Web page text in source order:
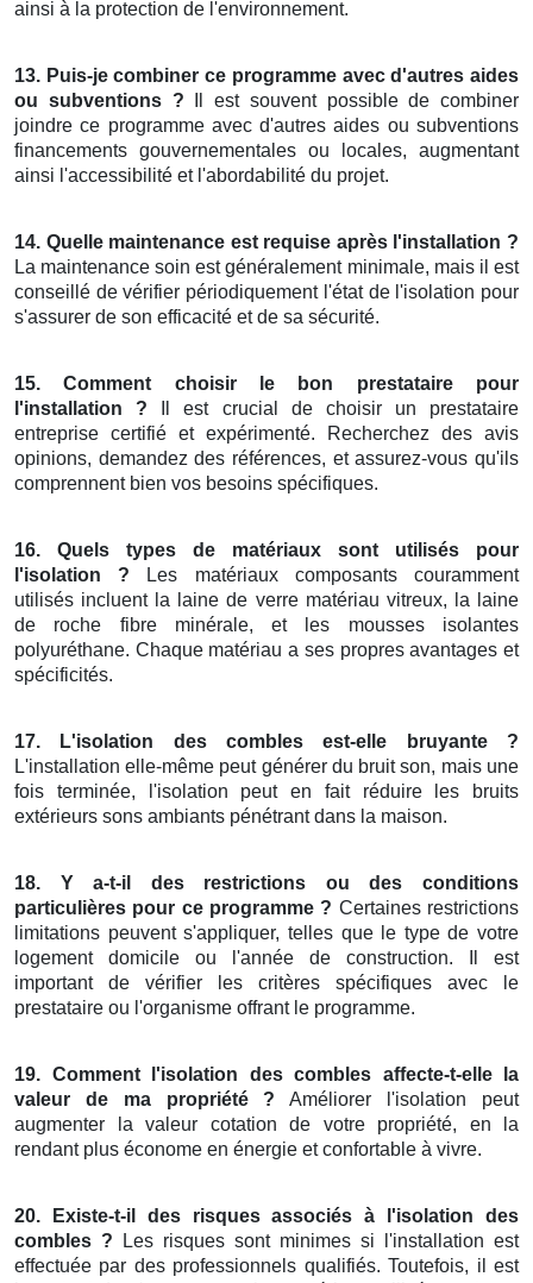
ainsi à la protection de l'environnement.
13. Puis-je combiner ce programme avec d'autres aides
ou subventions ? Il est souvent possible de combiner
joindre ce programme avec d'autres aides ou subventions
financements gouvernementales ou locales, augmentant
ainsi l'accessibilité et l'abordabilité du projet.
14. Quelle maintenance est requise après l'installation ?
La maintenance soin est généralement minimale, mais il est
conseillé de vérifier périodiquement l'état de l'isolation pour
s'assurer de son efficacité et de sa sécurité.
15. Comment choisir le bon prestataire pour
l'installation ? Il est crucial de choisir un prestataire
entreprise certifié et expérimenté. Recherchez des avis
opinions, demandez des références, et assurez-vous qu'ils
comprennent bien vos besoins spécifiques.
16. Quels types de matériaux sont utilisés pour
l'isolation ? Les matériaux composants couramment
utilisés incluent la laine de verre matériau vitreux, la laine
de roche fibre minérale, et les mousses isolantes
polyuréthane. Chaque matériau a ses propres avantages et
spécificités.
17. L'isolation des combles est-elle bruyante ?
L'installation elle-même peut générer du bruit son, mais une
fois terminée, l'isolation peut en fait réduire les bruits
extérieurs sons ambiants pénétrant dans la maison.
18. Y a-t-il des restrictions ou des conditions
particulières pour ce programme ? Certaines restrictions
limitations peuvent s'appliquer, telles que le type de votre
logement domicile ou l'année de construction. Il est
important de vérifier les critères spécifiques avec le
prestataire ou l'organisme offrant le programme.
19. Comment l'isolation des combles affecte-t-elle la
valeur de ma propriété ? Améliorer l'isolation peut
augmenter la valeur cotation de votre propriété, en la
rendant plus économe en énergie et confortable à vivre.
20. Existe-t-il des risques associés à l'isolation des
combles ? Les risques sont minimes si l'installation est
effectuée par des professionnels qualifiés. Toutefois, il est